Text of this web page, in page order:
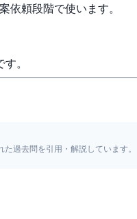
依頼段階で使います。
。
過去問を引用・解説しています。